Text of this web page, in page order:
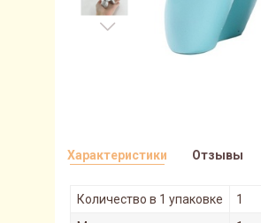
Характеристики
Количество в 1 упаковке
1
Отзывы